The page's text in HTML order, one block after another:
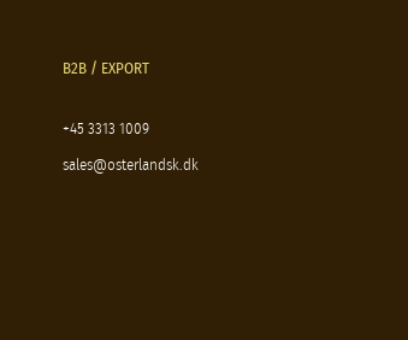
B2B / EXPORT
+45 3313 1009
sales@osterlandsk.dk